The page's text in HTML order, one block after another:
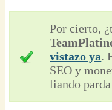
Por cierto,
vistazo ya.
SEO y
liando